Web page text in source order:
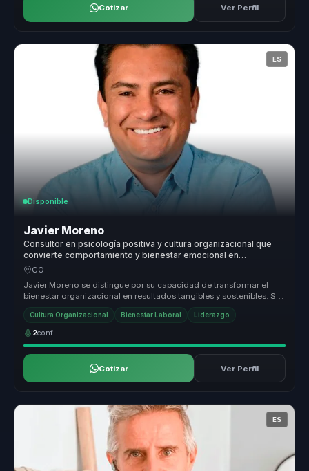
Cotizar Ver Perfil
ES
Disponible
Javier Moreno
Consultor en psicología positiva y cultura organizacional que
convierte comportamiento y bienestar emocional en
productividad sostenible para líderes y equipos.
CO
Javier Moreno se distingue por su capacidad de transformar el
bienestar organizacional en resultados tangibles y sostenibles. Su
enfoque ...
Cultura Organizacional Bienestar Laboral Liderazgo
2conf.
Cotizar Ver Perfil
ES